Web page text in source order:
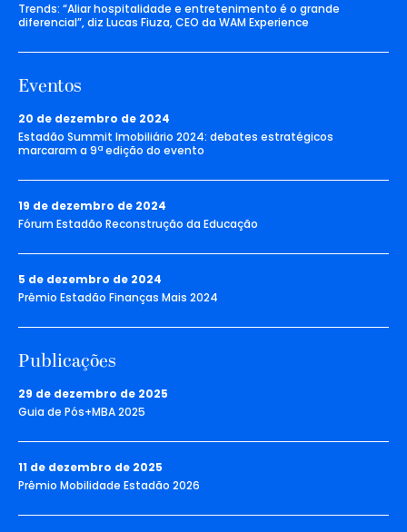
Trends: “Aliar hospitalidade e entretenimento é o grande
diferencial”, diz Lucas Fiuza, CEO da WAM Experience
Eventos
20 de dezembro de 2024
Estadão Summit Imobiliário 2024: debates estratégicos
marcaram a 9ª edição do evento
19 de dezembro de 2024
Fórum Estadão Reconstrução da Educação
5 de dezembro de 2024
Prêmio Estadão Finanças Mais 2024
Publicações
29 de dezembro de 2025
Guia de Pós+MBA 2025
11 de dezembro de 2025
Prêmio Mobilidade Estadão 2026